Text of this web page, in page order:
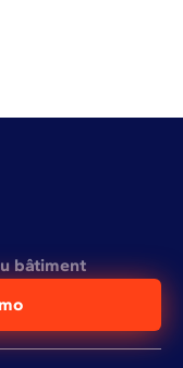
bâtiment